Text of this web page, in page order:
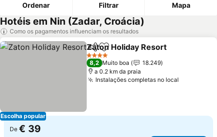
Ordenar Filtrar Mapa
Hotéis em Nin (Zadar, Croácia)
Como os pagamentos influenciam os resultados
Escolha popular
PartilharAdicionar aos favoritos
Zaton Holiday Resort
4 Estrelas
8,2 Muito boa
18.249
a 0.2 km da praia
Instalações completas no local
De € 39